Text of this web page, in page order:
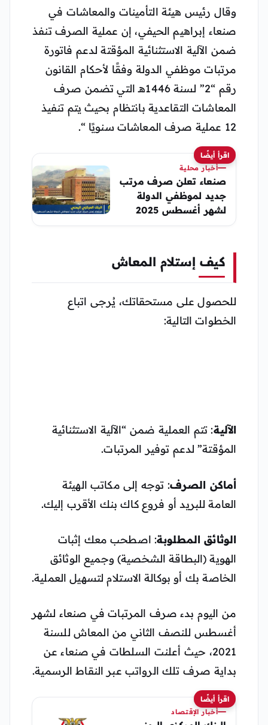
وقال رئيس هيئة التأمينات والمعاشات في
صنعاء إبراهيم الحيفي، إن عملية الصرف تنفذ
ضمن الآلية الاستثنائية المؤقتة لدعم فاتورة
مرتبات موظفي الدولة وفقًا لأحكام القانون
رقم “2” لسنة 1446هـ التي تضمن صرف
المعاشات التقاعدية بانتظام بحيث يتم تنفيذ
12 عملية صرف المعاشات سنويًا “.
اقرأ أيضًا
أخبار محلية
صنعاء تعلن صرف مرتب
جديد لموظفي الدولة
لشهر أغسطس 2025
كيف إستلام المعاش
للحصول على مستحقاتك، يُرجى اتباع
الخطوات التالية:
الآلية: تتم العملية ضمن “الآلية الاستثنائية
المؤقتة” لدعم توفير المرتبات.
أماكن الصرف: توجه إلى مكاتب الهيئة
العامة للبريد أو فروع كاك بنك الأقرب إليك.
الوثائق المطلوبة: اصطحب معك إثبات
الهوية (البطاقة الشخصية) وجميع الوثائق
الخاصة بك أو بوكالة الاستلام لتسهيل العملية.
من اليوم بدء صرف المرتبات في صنعاء لشهر
أغسطس للنصف الثاني من المعاش للسنة
2021، حيث أعلنت السلطات في صنعاء عن
بداية صرف تلك الرواتب عبر النقاط الرسمية.
اقرأ أيضًا
أخبار الإقتصاد